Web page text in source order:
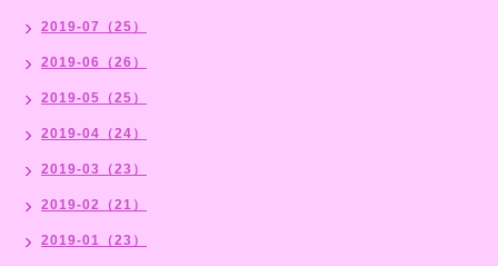
2019-07（25）
2019-06（26）
2019-05（25）
2019-04（24）
2019-03（23）
2019-02（21）
2019-01（23）